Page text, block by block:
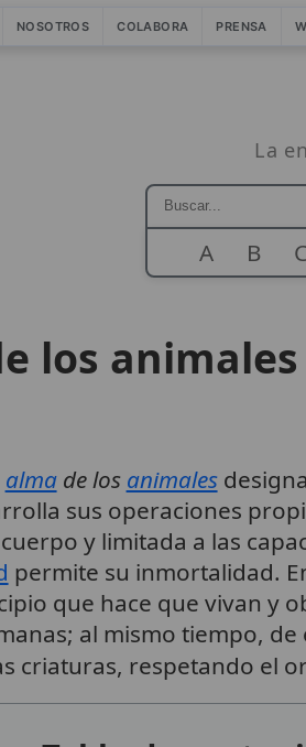
NOSOTROS COLABORA PRENSA
La
A B C
los animales
almade los animales
sus operaciones
y limitada a las
permite su inmortalidad.
que hace que vivan y
al mismo tiempo,
criaturas, respetando el